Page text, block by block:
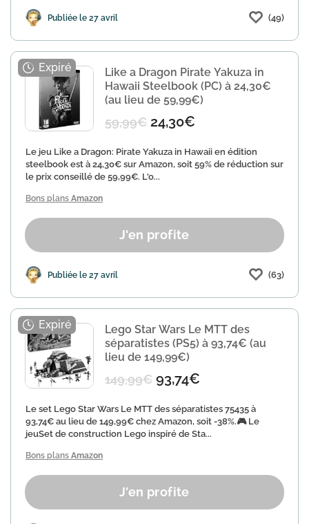
Publiée le 27 avril (49)
Like a Dragon Pirate Yakuza in
Hawaii Steelbook (PC) à 24,30€
(au lieu de 59,99€)
59,99€ 24,30€
Le jeu Like a Dragon: Pirate Yakuza in Hawaii en édition
steelbook est à 24,30€ sur Amazon, soit 59% de réduction sur
le prix conseillé de 59,99€. L'o...
Bons plans Amazon
J'en profite
Publiée le 27 avril (63)
Lego Star Wars Le MTT des
séparatistes (PS5) à 93,74€ (au
lieu de 149,99€)
149,99€ 93,74€
Le set Lego Star Wars Le MTT des séparatistes 75435 à
93,74€ au lieu de 149,99€ chez Amazon, soit -38%.🎮 Le
jeuSet de construction Lego inspiré de Sta...
Bons plans Amazon
J'en profite